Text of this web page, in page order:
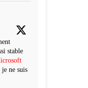
stable
ne suis